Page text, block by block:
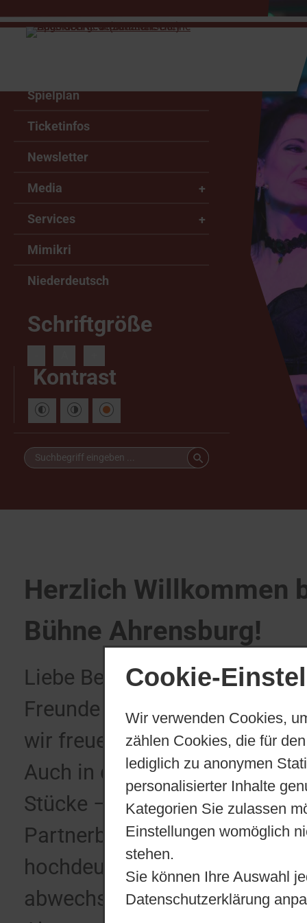
Cookie-
Wir verwenden Cookies,
zählen Cookies, die für
lediglich zu anonymen
personalisierter Inhalte
Kategorien Sie zulassen
Einstellungen womöglich
stehen.
Sie können Ihre Auswahl
Datenschutzerklärung
Spielplan
Ticketinfos
Newsletter
Media
Services
Mimikri
Niederdeutsch
Schriftgröße
Kontrast
Herzlich Willkommen
Bühne Ahrensburg!
Liebe Besucherinnen und
Freunde des niederdeutschen
wir freuen uns, Sie zur
Auch in diesem Jahr
Stücke – drei
Partnerbühnen. Darüber
hochdeutsches
abwechslungsreiches